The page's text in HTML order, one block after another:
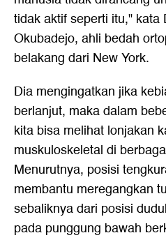
tidak aktif seperti itu," kata
Okubadejo, ahli bedah
belakang dari New York.
Dia mengingatkan jika
berlanjut, maka dalam
kita bisa melihat lonjakan
muskuloskeletal di
Menurutnya, posisi
membantu meregangkan
sebaliknya dari posisi
pada punggung bawah